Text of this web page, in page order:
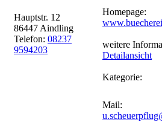
Hauptstr. 12
86447 Aindling
Telefon: 08237
9594203
Homepage:
weitere
Detailansicht
Kategorie:
Mail: